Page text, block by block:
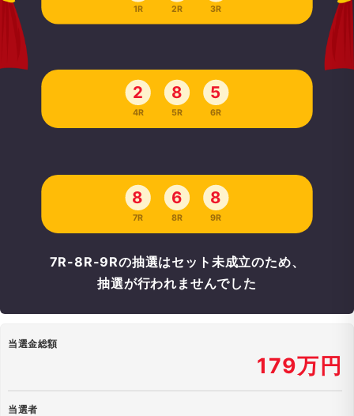
1R 2R 3R
2
4R
8
5R
5
6R
8
7R
6
8R
8
9R
7R-8R-9Rの抽選はセット未成立のため、
抽選が行われませんでした
当選金総額
179万円
当選者